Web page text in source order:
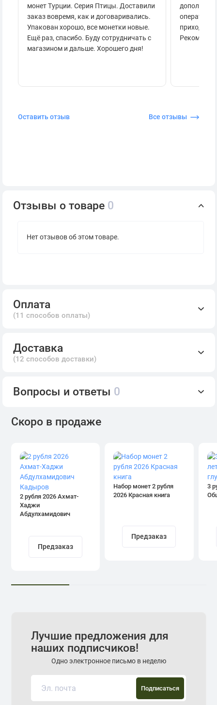
монет Турции. Серия Птицы. Доставили
заказ вовремя, как и договаривались.
Упакован хорошо, все монетки новые.
Ещё раз, спасибо. Буду сотрудничать с
магазином и дальше. Хорошего дня!
приходило
Оставить отзыв Все отзывы
Отзывы о товаре 0
Нет отзывов об этом товаре.
Оплата
(11 способов оплаты)
Доставка
(12 способов доставки)
Вопросы и ответы 0
Скоро в продаже
2 рубля 2026 Ахмат-
Хаджи
Абдулхамидович
Предзаказ
Набор монет 2 рубля
2026 Красная книга
Предзаказ
3
Лучшие предложения для
наших подписчиков!
Одно электронное письмо в неделю
Подписаться